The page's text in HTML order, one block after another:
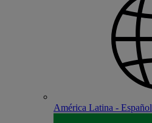
América Latina - Español